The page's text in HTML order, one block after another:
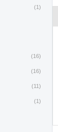
(1)
(16)
(16)
(11)
(1)